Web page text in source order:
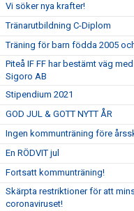
Vi söker nya krafter!
Tränarutbildning C-Diplom
Träning för barn födda 2005
Piteå IF FF har bestämt väg
Sigoro AB
Stipendium 2021
GOD JUL & GOTT NYTT ÅR
Ingen kommunträning före
En RÖDVIT jul
Fortsatt kommunträning!
Skärpta restriktioner för att
coronaviruset!